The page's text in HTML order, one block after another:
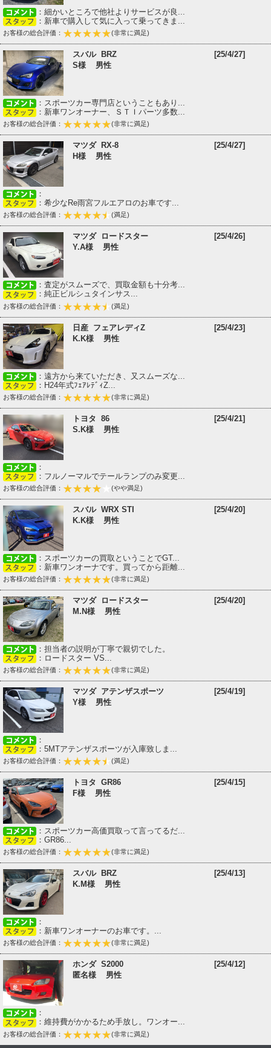
：細かいところで他社よりサービスが良...
：新車で購入して気に入って乗ってきま...
お客様の総合評価： (非常に満足)
スバル BRZ
[25/4/27]
S様 男性
：スポーツカー専門店ということもあり...
：新車ワンオーナー、ＳＴＩパーツ多数...
お客様の総合評価： (非常に満足)
マツダ RX-8
[25/4/27]
H様 男性
：
：希少なRe雨宮フルエアロのお車です...
お客様の総合評価： (満足)
マツダ ロードスター
[25/4/26]
Y.A様 男性
：査定がスムーズで、買取金額も十分考...
：純正ビルシュタインサス...
お客様の総合評価： (満足)
日産 フェアレディZ
[25/4/23]
K.K様 男性
：遠方から来ていただき、又スムーズな...
：H24年式ﾌｪｱﾚﾃﾞｨZ...
お客様の総合評価： (非常に満足)
トヨタ 86
[25/4/21]
S.K様 男性
：
：フルノーマルでテールランプのみ変更...
お客様の総合評価： (やや満足)
スバル WRX STI
[25/4/20]
K.K様 男性
：スポーツカーの買取ということでGT...
：新車ワンオーナです。買ってから距離...
お客様の総合評価： (非常に満足)
マツダ ロードスター
[25/4/20]
M.N様 男性
：担当者の説明が丁寧で親切でした。
：ロードスター VS...
お客様の総合評価： (非常に満足)
マツダ アテンザスポーツ
[25/4/19]
Y様 男性
：
：5MTアテンザスポーツが入庫致しま...
お客様の総合評価： (満足)
トヨタ GR86
[25/4/15]
F様 男性
：スポーツカー高価買取って言ってるだ...
：GR86...
お客様の総合評価： (非常に満足)
スバル BRZ
[25/4/13]
K.M様 男性
：
：新車ワンオーナーのお車です。...
お客様の総合評価： (非常に満足)
ホンダ S2000
[25/4/12]
匿名様 男性
：
：維持費がかかるため手放し。ワンオー...
お客様の総合評価： (非常に満足)